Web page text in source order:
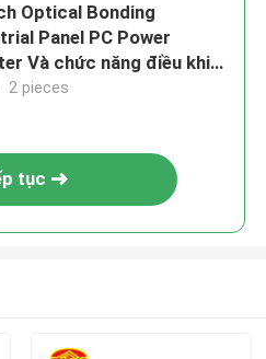
Optical Bonding
Panel PC Power
Và chức năng điều khiển
2 pieces
tục